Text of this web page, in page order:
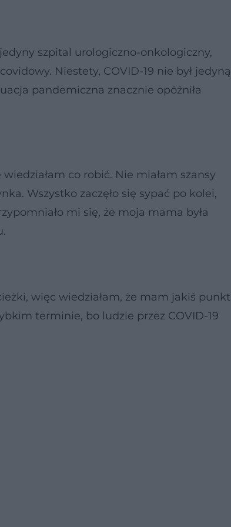
szpital urologiczno-onkologiczny,
Niestety, COVID-19 nie był jedyną
pandemiczna znacznie opóźniła
co robić. Nie miałam szansy
Wszystko zaczęło się sypać po kolei,
mi się, że moja mama była
więc wiedziałam, że mam jakiś punkt
terminie, bo ludzie przez COVID-19